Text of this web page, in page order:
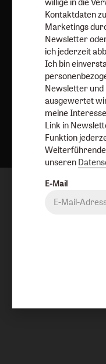
Kontaktdaten
Marketings
Newsletter
ich jederzeit
Ich bin
Newsletter und
ausgewertet
meine
Link in
Funktion
unseren
E-Mail